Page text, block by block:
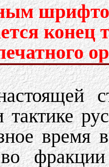
конец
тактике
время
фракции